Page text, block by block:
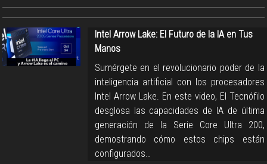
Intel Arrow Lake: El Futuro de la IA en Tus
Manos
Sumérgete en el revolucionario poder de la
inteligencia artificial con los procesadores
Intel Arrow Lake. En este video, El Tecnófilo
desglosa las capacidades de IA de última
generación de la Serie Core Ultra 200,
demostrando cómo estos chips están
configurados…